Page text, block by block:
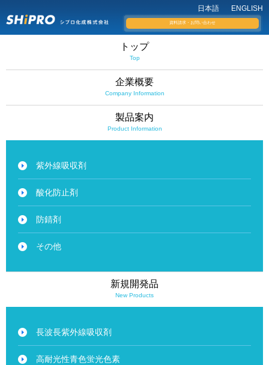
日本語 ENGLISH
資料請求・お問い合わせ
トップ
Top
企業概要
Company Information
製品案内
Product Information
紫外線吸収剤
酸化防止剤
防錆剤
その他
新規開発品
New Products
長波長紫外線吸収剤
高耐光性青色蛍光色素